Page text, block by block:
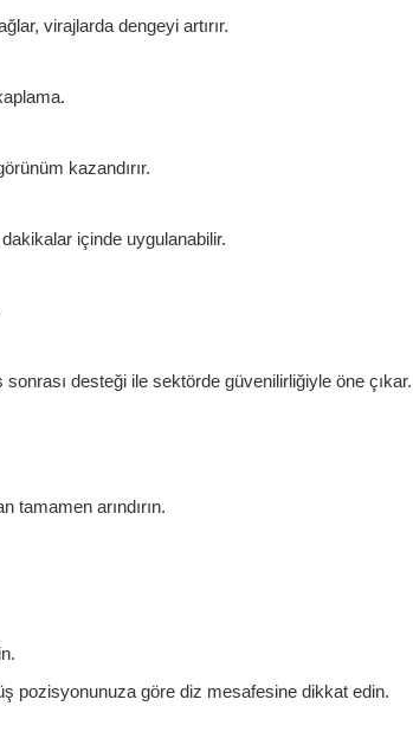
virajlarda dengeyi artırır.
kazandırır.
içinde uygulanabilir.
desteği ile sektörde güvenilirliğiyle öne çıkar.
tamamen arındırın.
pozisyonunuza göre diz mesafesine dikkat edin.